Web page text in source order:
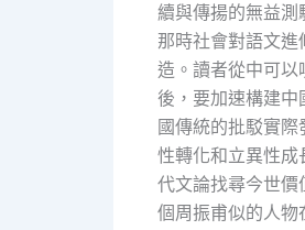
續與傳揚的無益測
那時社會對語文
造。讀者從中可
後，要加速構建中
國傳統的批駁實
性轉化和立異性
代文論找尋今世價
個周振甫似的人物